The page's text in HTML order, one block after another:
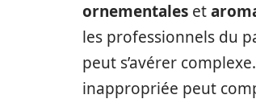
ornementales et
les professionnels du
peut s’avérer
inappropriée peut